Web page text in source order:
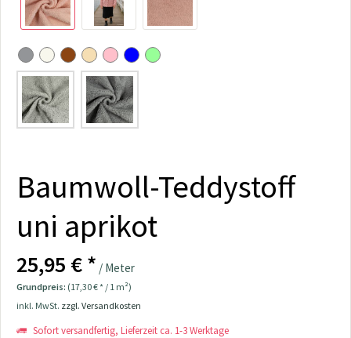
Baumwoll-Teddystoff
uni aprikot
25,95 € * / Meter
Grundpreis: (17,30 € * / 1 m²)
inkl. MwSt. zzgl. Versandkosten
Sofort versandfertig, Lieferzeit ca. 1-3 Werktage